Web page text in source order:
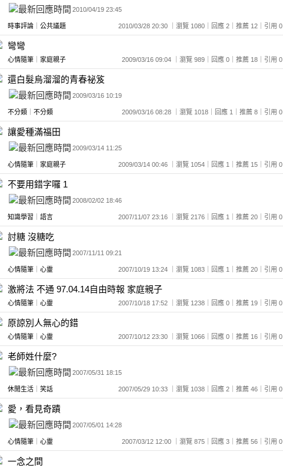
2010/04/19 23:45
時事評論 公共議題 2010/03/28 20:30 ｜瀏覽 1080｜回應 2｜推薦 12｜引用 0
彎彎
心情隨筆 家庭親子 2009/03/16 09:04 ｜瀏覽 989｜回應 0｜推薦 18｜引用 0
還白髮烏溜溜的青春祕笈
2009/03/16 10:19
不分類 不分類 2009/03/16 08:28 ｜瀏覽 1018｜回應 1｜推薦 8｜引用 0
讓愛種滿福田
2009/03/14 11:25
心情隨筆 家庭親子 2009/03/14 00:46 ｜瀏覽 1054｜回應 1｜推薦 15｜引用 0
不要用錯字囉 1
2008/02/02 18:46
知識學習 語言 2007/11/07 23:16 ｜瀏覽 2176｜回應 1｜推薦 20｜引用 0
討糖 沒糖吃
2007/11/11 09:21
心情隨筆 心靈 2007/10/19 13:24 ｜瀏覽 1083｜回應 1｜推薦 20｜引用 0
激將法 不通 97.04.14自由時報 家庭親子
心情隨筆 心靈 2007/10/18 17:52 ｜瀏覽 1238｜回應 0｜推薦 19｜引用 0
原諒別人無心的錯
心情隨筆 心靈 2007/10/12 23:30 ｜瀏覽 1066｜回應 0｜推薦 16｜引用 0
老師姓什麼?
2007/05/31 18:15
休閒生活 笑話 2007/05/29 10:33 ｜瀏覽 1038｜回應 2｜推薦 46｜引用 0
愛，看見奇蹟
2007/05/01 14:28
心情隨筆 心靈 2007/03/12 12:00 ｜瀏覽 875｜回應 3｜推薦 56｜引用 0
一念之間